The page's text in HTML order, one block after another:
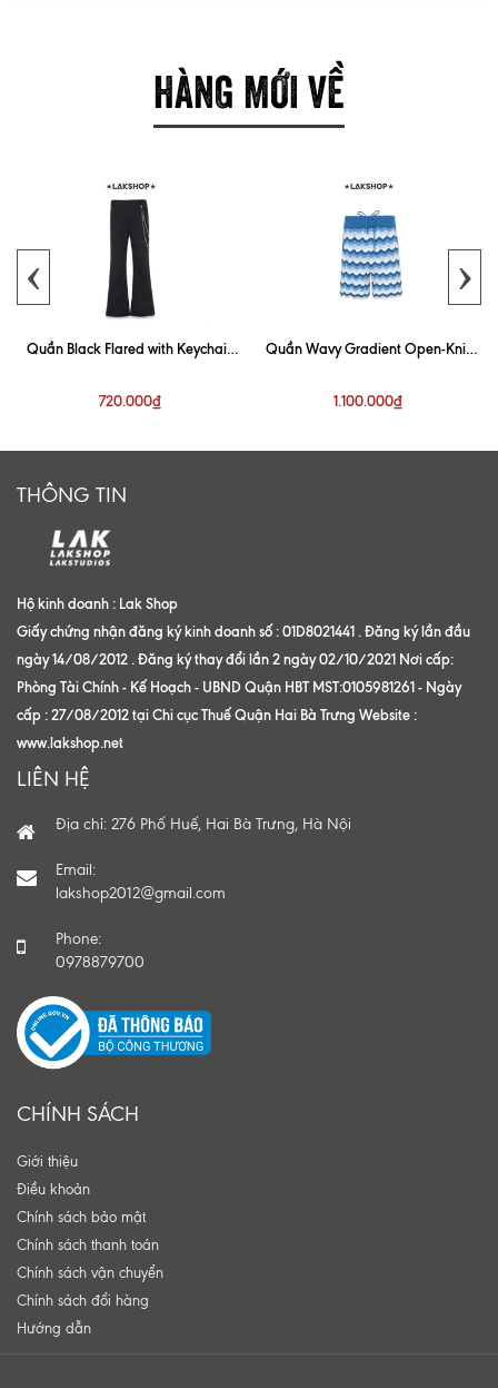
HÀNG MỚI VỀ
Quần Black Flared with Keychain
720.000₫
Quần Wavy Gradient Open-Knit
1.100.000₫
‹ ›
THÔNG TIN
Hộ kinh doanh : Lak Shop
Giấy chứng nhận đăng ký kinh doanh số : 01D8021441 . Đăng ký lần đầu
ngày 14/08/2012 . Đăng ký thay đổi lần 2 ngày 02/10/2021 Nơi cấp:
Phòng Tài Chính - Kế Hoạch - UBND Quận HBT MST:0105981261 - Ngày
cấp : 27/08/2012 tại Chi cục Thuế Quận Hai Bà Trưng Website :
www.lakshop.net
LIÊN HỆ
Địa chỉ: 276 Phố Huế, Hai Bà Trưng, Hà Nội
Email:
lakshop2012@gmail.com
Phone:
0978879700
CHÍNH SÁCH
Giới thiệu
Điều khoản
Chính sách bảo mật
Chính sách thanh toán
Chính sách vận chuyển
Chính sách đổi hàng
Hướng dẫn